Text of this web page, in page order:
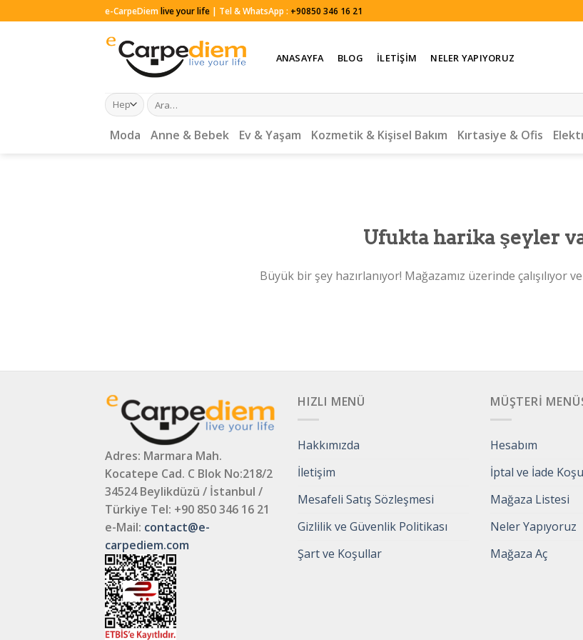
to
e-CarpeDiemlive your life | Tel & WhatsApp : +90850 346 16 21
ANASAYFA BLOG İLETIŞIM NELER YAPIYORUZ
Ara:
Moda Anne & Bebek Ev & Yaşam Kozmetik & Kişisel Bakım Kırtasiye & Ofis
Ufukta harika şeyler
Büyük bir şey hazırlanıyor! Mağazamız üzerinde çalışılıyor
Adres: Marmara Mah.
Kocatepe Cad. C Blok No:218/2
34524 Beylikdüzü / İstanbul /
Türkiye Tel: +90 850 346 16 21
e-Mail: contact@e-
carpediem.com
HIZLI MENÜ
Hakkımızda
İletişim
Mesafeli Satış Sözleşmesi
Gizlilik ve Güvenlik Politikası
Şart ve Koşullar
MÜŞTERI
Hesabım
İptal ve İade
Mağaza Listesi
Neler Yapıyoruz
Mağaza Aç